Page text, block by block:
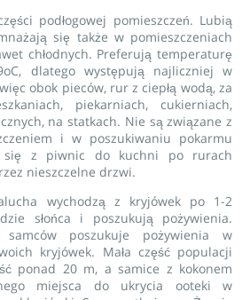
podłogowej pomieszczeń. Lubią
się także w pomieszczeniach
chłodnych. Preferują temperaturę
dlatego występują najliczniej w
obok pieców, rur z ciepłą wodą, za
piekarniach, cukierniach,
na statkach. Nie są związane z
i w poszukiwaniu pokarmu
się z piwnic do kuchni po rurach
nieszczelne drzwi.
wychodzą z kryjówek po 1-2
słońca i poszukują pożywienia.
poszukuje pożywienia w
kryjówek. Mała część populacji
ponad 20 m, a samice z kokonem
miejsca do ukrycia ooteki w